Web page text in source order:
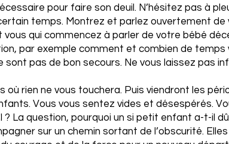
pour faire son deuil. N’hésitez pas à
temps. Montrez et parlez ouvertement
vous qui commencez à parler de votre bébé
par exemple comment et combien de temps
pas de bon secours. Ne vous laissez pas
rien ne vous touchera. Puis viendront les
Vous vous sentez vides et désespérés.
La question, pourquoi un si petit enfant a-t-il
sur un chemin sortant de l’obscurité.